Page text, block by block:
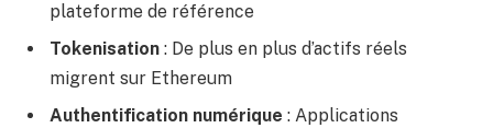
plateforme de référence
Tokenisation : De plus en plus d’actifs réels
migrent sur Ethereum
Authentification numérique : Applications